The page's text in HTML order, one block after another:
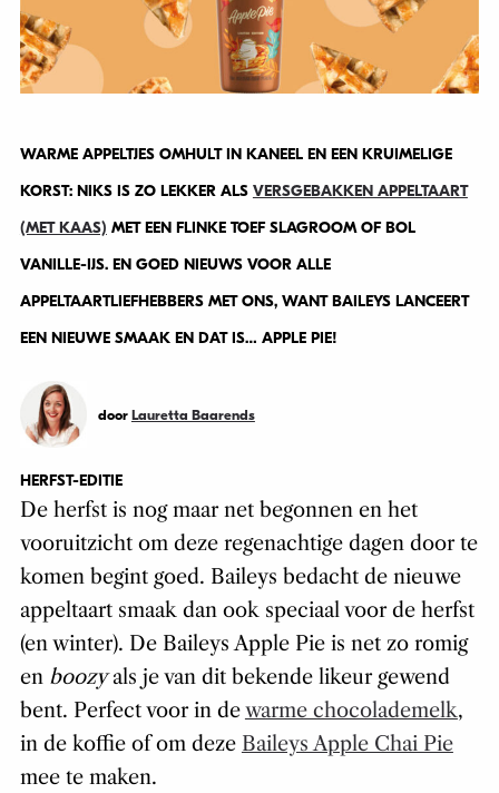
WARME APPELTJES OMHULT IN KANEEL EN EEN KRUIMELIGE
KORST: NIKS IS ZO LEKKER ALS VERSGEBAKKEN APPELTAART
(MET KAAS) MET EEN FLINKE TOEF SLAGROOM OF BOL
VANILLE-IJS. EN GOED NIEUWS VOOR ALLE
APPELTAARTLIEFHEBBERS MET ONS, WANT BAILEYS LANCEERT
EEN NIEUWE SMAAK EN DAT IS… APPLE PIE!
door Lauretta Baarends
HERFST-EDITIE
De herfst is nog maar net begonnen en het
vooruitzicht om deze regenachtige dagen door te
komen begint goed. Baileys bedacht de nieuwe
appeltaart smaak dan ook speciaal voor de herfst
(en winter). De Baileys Apple Pie is net zo romig
en boozyals je van dit bekende likeur gewend
bent. Perfect voor in dewarme chocolademelk,
in de koffie of om deze Baileys Apple Chai Pie
mee te maken.